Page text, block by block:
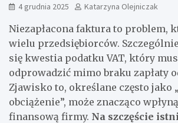
4 grudnia 2025 Katarzyna Olejniczak
Niezapłacona faktura to problem,
wielu przedsiębiorców.
się kwestia podatku VAT, który
odprowadzić mimo braku zapłaty
Zjawisko to, określane często jako
obciążenie”, może znacząco
finansową firmy. Na szczęście